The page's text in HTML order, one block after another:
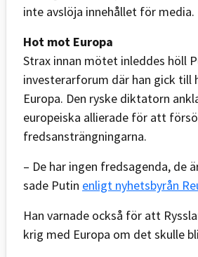
inte avslöja innehållet för media.
Hot mot Europa
Strax innan mötet inleddes höll
investerarforum där han gick till
Europa. Den ryske diktatorn
europeiska allierade för att
fredsansträngningarna.
– De har ingen fredsagenda, de
sade Putin enligt nyhetsbyrån
Han varnade också för att
krig med Europa om det skulle